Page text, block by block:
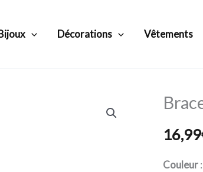
Décorations Vêtements
16,99
Couleur
quantité
Bracelet